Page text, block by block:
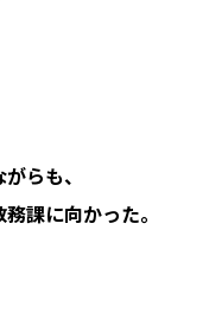
らも、
課に向かった。